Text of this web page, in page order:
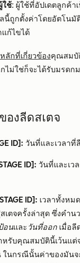
ใช้: ผู้ใช้ที่อัปเดตลูกค้า
นี้ถูกตั้งค่าโดยอัตโนมั
ก้ไขได้
ลักที่เกี่ยวข้องคุณสมบั
ไม่ใช่ก็จะได้รับมรดก
งลีดสเตจ
ID]: วันที่และเวลาที่
ID]: วันที่และเว
ID]: เวลาทั้งหม
เตจครั้งล่าสุด ซึ่งคำน
อนและ วันที่ออก เมื่อ
หรับคุณสมบัตินี้เว้นแต่
นกรณีนั้นค่าของมันจ